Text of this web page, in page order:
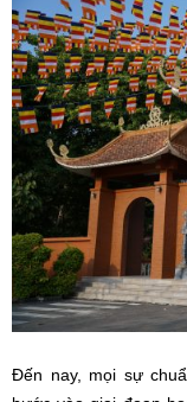
Đến nay, mọi sự